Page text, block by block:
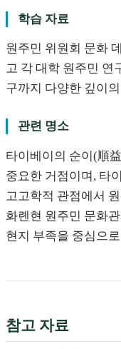
학습 자료
원주민 위원회 문화
고 각 대학 원주민 연
구까지 다양한 깊이
관련 명소
타이베이의 순이(順
중요한 거점이며, 타
고고학적 관점에서
화롄현 원주민 문화
현지 부족을 중심으
참고 자료